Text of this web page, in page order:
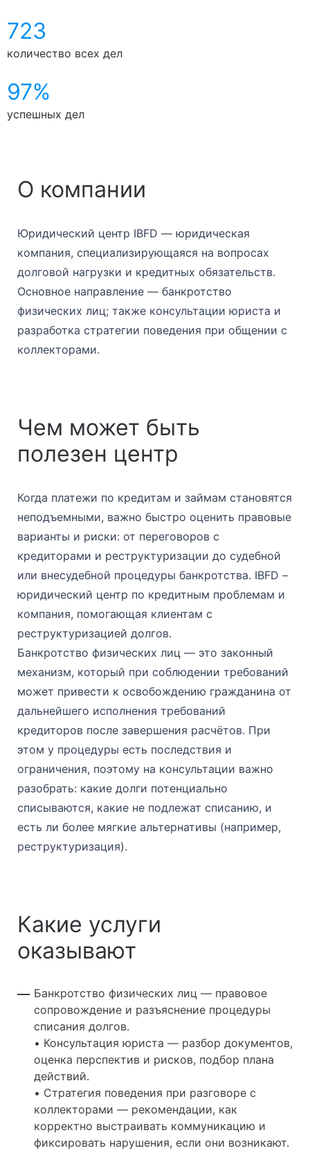
723
количество всех дел
97%
успешных дел
О компании
Юридический центр IBFD — юридическая
компания, специализирующаяся на вопросах
долговой нагрузки и кредитных обязательств.
Основное направление — банкротство
физических лиц; также консультации юриста и
разработка стратегии поведения при общении с
коллекторами.
Чем может быть
полезен центр
Когда платежи по кредитам и займам становятся
неподъемными, важно быстро оценить правовые
варианты и риски: от переговоров с
кредиторами и реструктуризации до судебной
или внесудебной процедуры банкротства. IBFD –
юридический центр по кредитным проблемам и
компания, помогающая клиентам с
реструктуризацией долгов.
Банкротство физических лиц — это законный
механизм, который при соблюдении требований
может привести к освобождению гражданина от
дальнейшего исполнения требований
кредиторов после завершения расчётов. При
этом у процедуры есть последствия и
ограничения, поэтому на консультации важно
разобрать: какие долги потенциально
списываются, какие не подлежат списанию, и
есть ли более мягкие альтернативы (например,
реструктуризация).
Какие услуги
оказывают
Банкротство физических лиц — правовое
сопровождение и разъяснение процедуры
списания долгов.
• Консультация юриста — разбор документов,
оценка перспектив и рисков, подбор плана
действий.
• Стратегия поведения при разговоре с
коллекторами — рекомендации, как
корректно выстраивать коммуникацию и
фиксировать нарушения, если они возникают.